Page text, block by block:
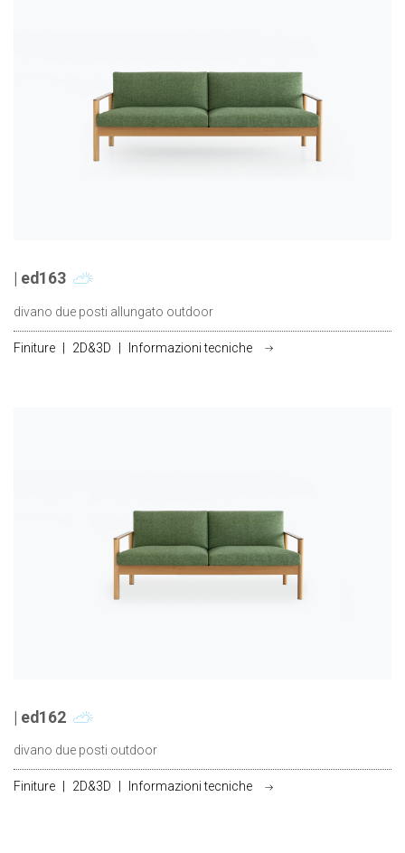
| ed163
divano due posti allungato outdoor
Finiture | 2D&3D | Informazioni tecniche
| ed162
divano due posti outdoor
Finiture 2D&3D Informazioni tecniche